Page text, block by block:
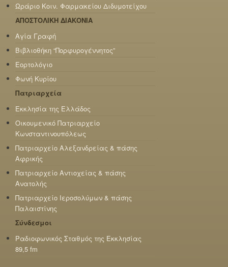
Ωράριο Κοιν. Φαρμακείου Διδυμοτείχου
ΑΠΟΣΤΟΛΙΚΗ ΔΙΑΚΟΝΙΑ
Αγία Γραφή
Βιβλιοθήκη “Πορφυρογέννητος”
Εορτολόγιο
Φωνή Κυρίου
Πατριαρχεία
Εκκλησία της Ελλάδος
Οικουμενικό Πατριαρχείο
Κωνσταντινουπόλεως
Πατριαρχείο Αλεξανδρείας & πάσης
Αφρικής
Πατριαρχείο Αντιοχείας & πάσης
Ανατολής
Πατριαρχείο Ιεροσολύμων & πάσης
Παλαιστίνης
Σύνδεσμοι
Ραδιοφωνικός Σταθμός της Εκκλησίας
89,5 fm